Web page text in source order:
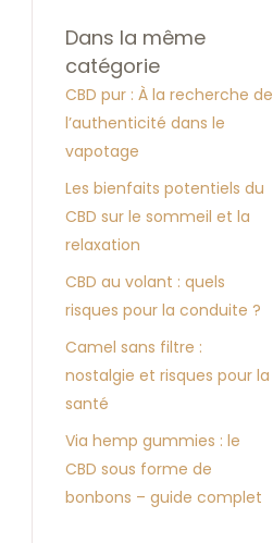
Dans la même
catégorie
CBD pur : À la recherche de
l’authenticité dans le
vapotage
Les bienfaits potentiels du
CBD sur le sommeil et la
relaxation
CBD au volant : quels
risques pour la conduite ?
Camel sans filtre :
nostalgie et risques pour la
santé
Via hemp gummies : le
CBD sous forme de
bonbons – guide complet